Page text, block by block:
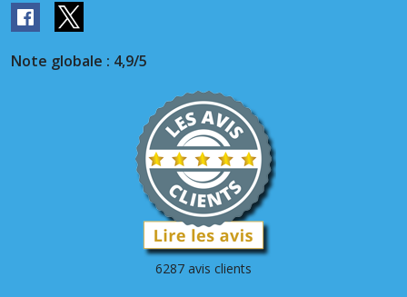
Note globale : 4,9/5
6287 avis clients